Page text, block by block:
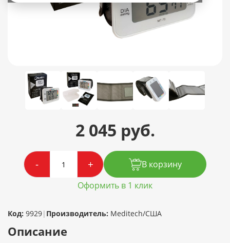
2 045 руб.
- +
В корзину
Оформить в 1 клик
Код: 9929| Производитель: Meditech/США
Описание